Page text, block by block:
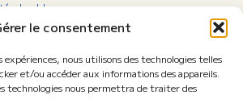
le consentement
nous utilisons des technologies telles
et/ou accéder aux informations des appareils.
technologies nous permettra de traiter des
durables
responsables
climatique
efficaces
des objectifs